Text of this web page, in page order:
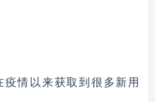
疫情以来获取到很多新用